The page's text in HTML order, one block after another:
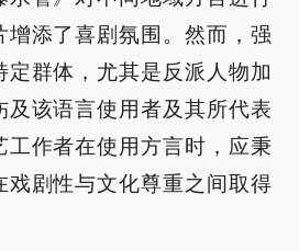
增添了喜剧氛围。然而，强
定群体，尤其是反派人物加
及该语言使用者及其所代表
工作者在使用方言时，应秉
戏剧性与文化尊重之间取得